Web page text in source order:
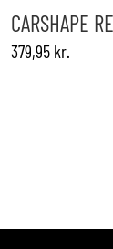
varianter.
Mulighederne
kan
CARSHAPE
379,95 kr.